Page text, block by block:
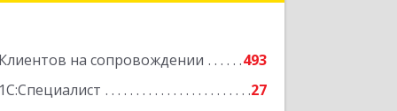
Клиентов на сопровождении
493
1С:Специалист
27